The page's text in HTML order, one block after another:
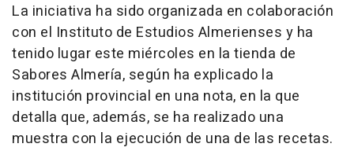
La iniciativa ha sido organizada en colaboración
con el Instituto de Estudios Almerienses y ha
tenido lugar este miércoles en la tienda de
Sabores Almería, según ha explicado la
institución provincial en una nota, en la que
detalla que, además, se ha realizado una
muestra con la ejecución de una de las recetas.